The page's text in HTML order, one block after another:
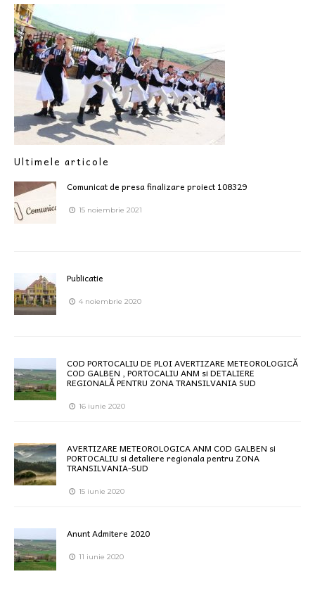
Ultimele articole
Comunicat de presa finalizare proiect 108329
15 noiembrie 2021
Publicatie
4 noiembrie 2020
COD PORTOCALIU DE PLOI AVERTIZARE METEOROLOGICĂ
COD GALBEN , PORTOCALIU ANM si DETALIERE
REGIONALĂ PENTRU ZONA TRANSILVANIA SUD
16 iunie 2020
AVERTIZARE METEOROLOGICA ANM COD GALBEN si
PORTOCALIU si detaliere regionala pentru ZONA
TRANSILVANIA-SUD
15 iunie 2020
Anunt Admitere 2020
11 iunie 2020